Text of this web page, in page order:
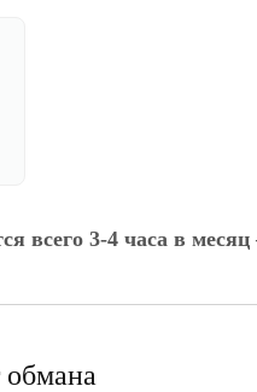
всего 3-4 часа в